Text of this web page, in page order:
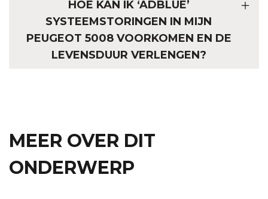
HOE KAN IK ‘ADBLUE’
SYSTEEMSTORINGEN IN MIJN
PEUGEOT 5008 VOORKOMEN EN DE
LEVENSDUUR VERLENGEN?
MEER OVER DIT
ONDERWERP